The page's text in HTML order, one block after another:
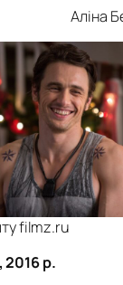
Аліна
filmz.ru
2016 р.